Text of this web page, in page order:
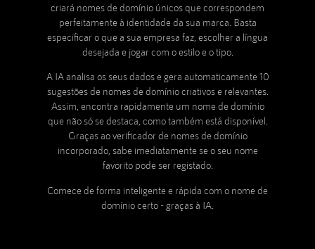
criará nomes de domínio únicos que correspondem
perfeitamente à identidade da sua marca. Basta
especificar o que a sua empresa faz, escolher a língua
desejada e jogar com o estilo e o tipo.
A IA analisa os seus dados e gera automaticamente 10
sugestões de nomes de domínio criativos e relevantes.
Assim, encontra rapidamente um nome de domínio
que não só se destaca, como também está disponível.
Graças ao verificador de nomes de domínio
incorporado, sabe imediatamente se o seu nome
favorito pode ser registado.
Comece de forma inteligente e rápida com o nome de
domínio certo - graças à IA.